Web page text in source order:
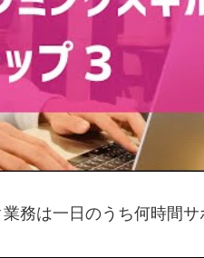
務は一日のうち何時間サ